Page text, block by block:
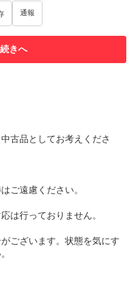
通報
きへ
古品としてお考えくださ
ご遠慮ください。
は行っておりません。
ございます。状態を気にす